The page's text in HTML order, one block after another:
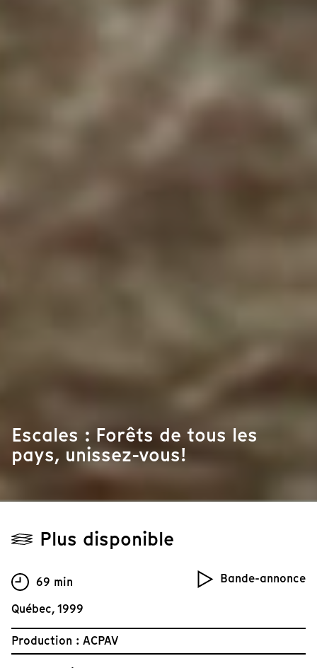
Escales : Forêts de tous les
pays, unissez-vous!
Plus disponible
Bande-annonce
69 min
Québec, 1999
Production : ACPAV